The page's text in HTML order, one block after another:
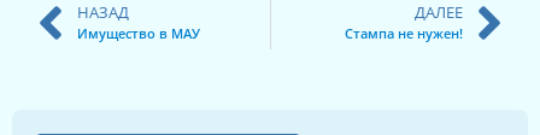
НАЗАД
Имущество в МАУ
ДАЛЕЕ
Стампа не нужен!